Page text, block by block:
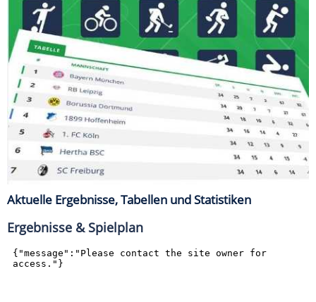
Aktuelle Ergebnisse, Tabellen und Statistiken
Ergebnisse & Spielplan